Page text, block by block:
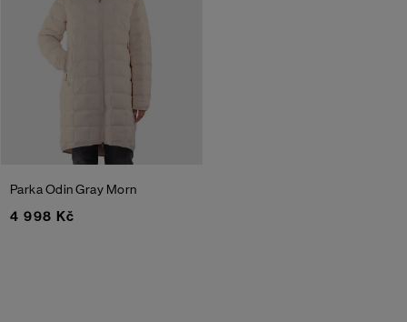
Parka OdinGray Morn
4 998 Kč